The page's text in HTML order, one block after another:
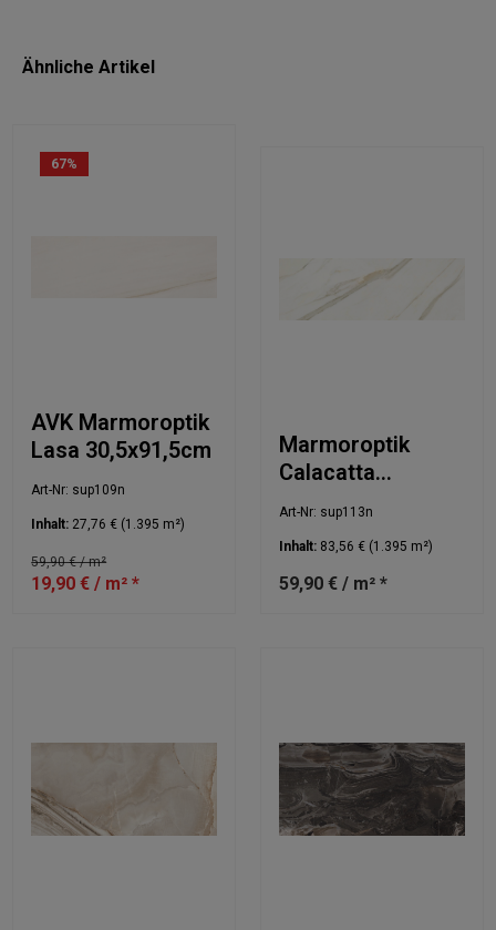
Ähnliche Artikel
67%
AVK Marmoroptik
Lasa 30,5x91,5cm
Art-Nr: sup109n
Inhalt: 27,76 € (1.395 m²)
59,90 € / m²
19,90 € / m² *
Marmoroptik
Calacatta
Art-Nr: sup113n
Inhalt: 83,56 € (1.395 m²)
59,90 € / m² *